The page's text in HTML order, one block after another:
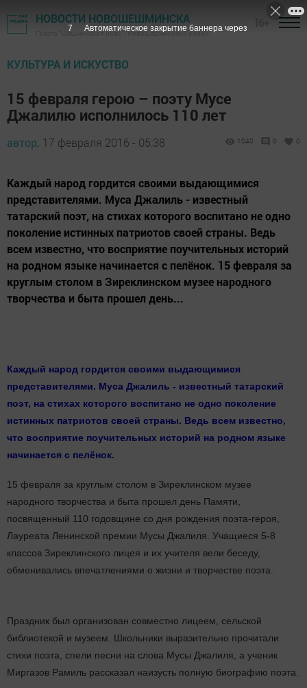
НОВОСТИ НОВОШЕШМИНСКА
Газета "Шешминская новь" - Новошешминский район
КУЛЬТУРА И ИСКУСТВО
15 февраля герою – поэту Мусе
Джалилю исполнилось 110 лет
автор, 17 февраля 2016 - 05:38 1040 0 0
Каждый народ гордится своими выдающимися
представителями. Муса Джалиль - известный
татарский поэт, на стихах которого воспитано не одно
поколение истинных патриотов своей страны. Ведь
всем известно, что восприятие поучительных историй
на родном языке начинается с пелёнок. 15 февраля за
круглым столом в Зиреклинском музее народного
творчества и быта прошел день...
Каждый народ гордится своими выдающимися
представителями. Муса Джалиль - известный татарский
поэт, на стихах которого воспитано не одно поколение
истинных патриотов своей страны. Ведь всем известно,
что восприятие поучительных историй на родном языке
начинается с пелёнок.
15 февраля за круглым столом в Зиреклинском музее
народного творчества и быта прошел день Памяти,
посвященный 110 годовщине со дня рождения поэта-героя,
Лауреата Ленинской премии Мусы Джалиля. Учащиеся 5-8
классов Зиреклинского лицея и их учителя вели беседу,
обменивались впечатлениями о жизни и творчестве поэта.
Праздник был организован совместно лицеем, сельской
библиотекой и музеем. Школьники выразительно прочитали
стихи поэта, спели песни на слова Мусы Джалиля, а ученик
Миргазов Рамиль рассказал наизусть полную биографию поэта.
6 Автоматическое закрытие баннера через